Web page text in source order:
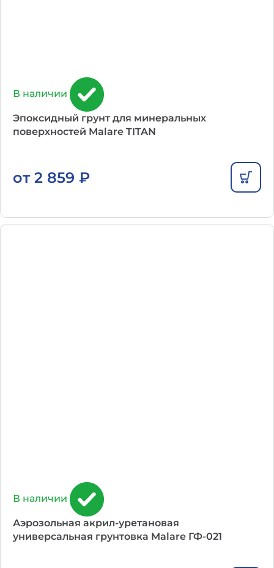
В наличии
Эпоксидный грунт для минеральных
поверхностей Malare TITAN
от 2 859 ₽
В наличии
Аэрозольная акрил-уретановая
универсальная грунтовка Malare ГФ-021